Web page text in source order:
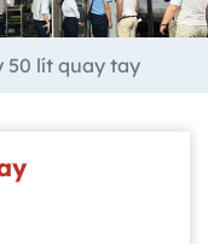
50 lít quay tay